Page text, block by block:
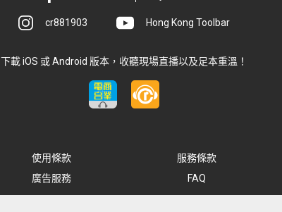
cr881903 Hong Kong Toolbar
下載 iOS 或 Android 版本，收聽現場直播以及足本重溫！
使用條款 服務條款
廣告服務 FAQ